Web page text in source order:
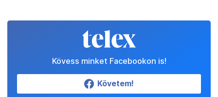
Kövess minket Facebookon is!
Követem!